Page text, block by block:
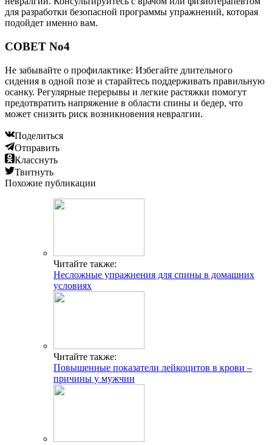
для разработки безопасной программы упражнений, которая
подойдет именно вам.
СОВЕТ No4
Не забывайте о профилактике: Избегайте длительного
сидения в одной позе и старайтесь поддерживать правильную
осанку. Регулярные перерывы и легкие растяжки помогут
предотвратить напряжение в области спины и бедер, что
может снизить риск возникновения невралгии.
Поделиться
Отправить
Класснуть
Твитнуть
Похожие публикации
Читайте также:
Несложные упражнения для спины в домашних
условиях
Читайте также:
Повышенные показатели лейкоцитов в крови –
причины у мужчин